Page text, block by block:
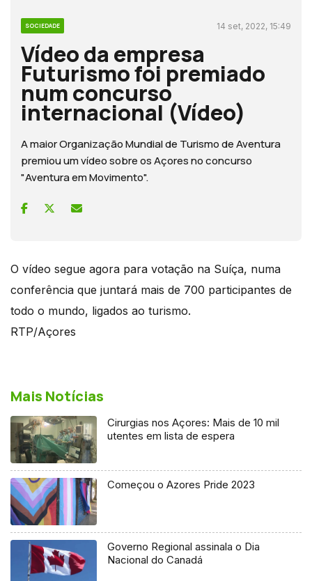
SOCIEDADE 14 set, 2022, 15:49
Vídeo da empresa
Futurismo foi premiado
num concurso
internacional (Vídeo)
A maior Organização Mundial de Turismo de Aventura
premiou um vídeo sobre os Açores no concurso
"Aventura em Movimento".
O vídeo segue agora para votação na Suíça, numa
conferência que juntará mais de 700 participantes de
todo o mundo, ligados ao turismo.
RTP/Açores
Mais Notícias
Cirurgias nos Açores: Mais de 10 mil
utentes em lista de espera
Começou o Azores Pride 2023
Governo Regional assinala o Dia
Nacional do Canadá